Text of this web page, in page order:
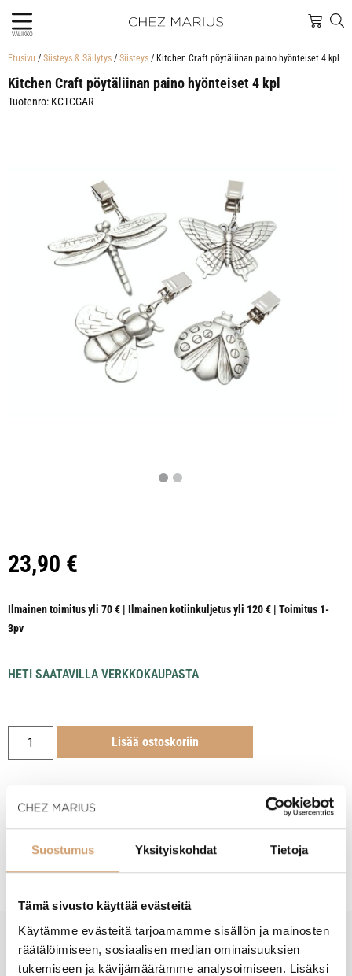
Suostumus Yksityiskohdat Tietoja
Tämä sivusto käyttää evästeitä
Käytämme evästeitä tarjoamamme sisällön ja mainosten
räätälöimiseen, sosiaalisen median ominaisuuksien
tukemiseen ja kävijämäärämme analysoimiseen. Lisäksi
VALIKKO
Etusivu / Siisteys & Säilytys / Siisteys / Kitchen Craft pöytäliinan paino hyönteiset 4 kpl
Kitchen Craft pöytäliinan paino hyönteiset 4 kpl
Tuotenro: KCTCGAR
23,90 €
Ilmainen toimitus yli 70 € | Ilmainen kotiinkuljetus yli 120 € | Toimitus 1-
3pv
HETI SAATAVILLA VERKKOKAUPASTA
Lisää ostoskoriin
Tuotekuvaus
- Tuotteesta ei ole vielä arvosteluja -
New content loaded